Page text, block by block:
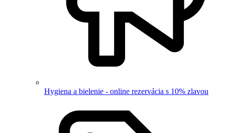
Hygiena a bielenie - online rezervácia s 10% zlavou